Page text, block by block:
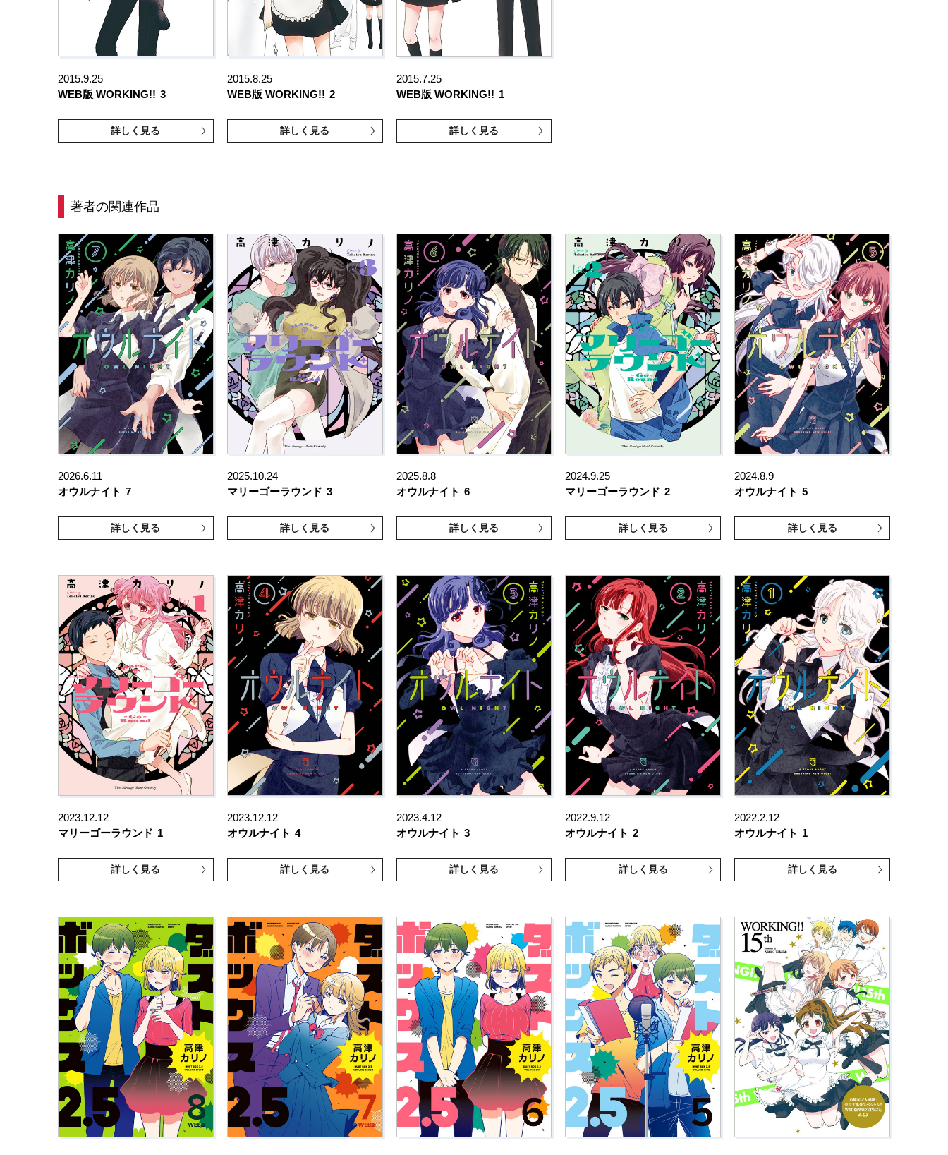
2015.9.25
WEB版 WORKING!! 3
詳しく見る
2015.8.25
WEB版 WORKING!! 2
詳しく見る
2015.7.25
WEB版 WORKING!! 1
詳しく見る
著者の関連作品
2026.6.11
オウルナイト 7
詳しく見る
2025.10.24
マリーゴーラウンド 3
詳しく見る
2025.8.8
オウルナイト 6
詳しく見る
2024.9.25
マリーゴーラウンド 2
詳しく見る
2024.8.9
オウルナイト 5
詳しく見る
2023.12.12
マリーゴーラウンド 1
詳しく見る
2023.12.12
オウルナイト 4
詳しく見る
2023.4.12
オウルナイト 3
詳しく見る
2022.9.12
オウルナイト 2
詳しく見る
2022.2.12
オウルナイト 1
詳しく見る